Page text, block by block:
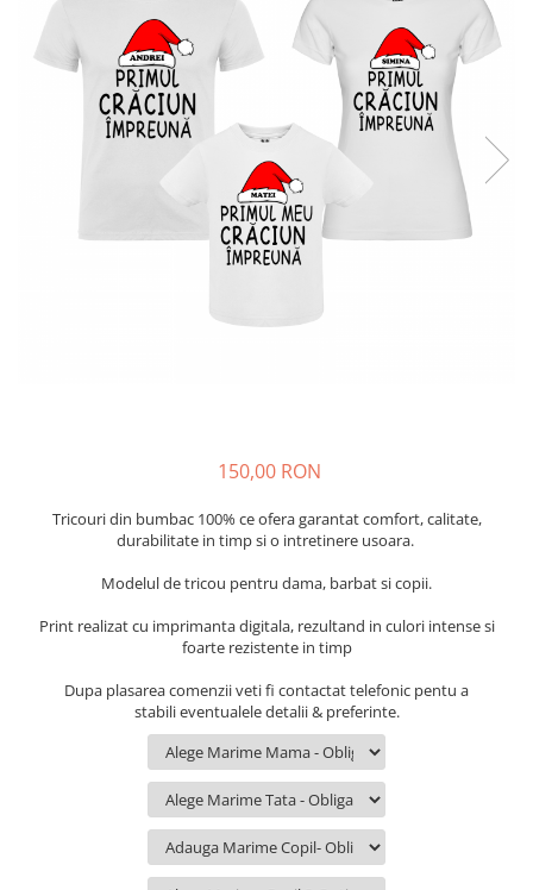
150,00 RON
Tricouri din bumbac 100% ce ofera garantat comfort, calitate,
durabilitate in timp si o intretinere usoara.
Modelul de tricou pentru dama, barbat si copii.
Print realizat cu imprimanta digitala, rezultand in culori intense si
foarte rezistente in timp
Dupa plasarea comenzii veti fi contactat telefonic pentu a
stabili eventualele detalii & preferinte.